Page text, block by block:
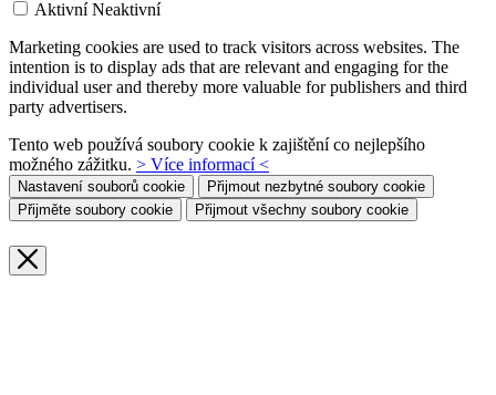
Aktivní Neaktivní
Marketing cookies are used to track visitors across websites. The
intention is to display ads that are relevant and engaging for the
individual user and thereby more valuable for publishers and third
party advertisers.
Tento web používá soubory cookie k zajištění co nejlepšího
možného zážitku. > Více informací <
Nastavení souborů cookie
Přijmout nezbytné soubory cookie
Přijměte soubory cookie
Přijmout všechny soubory cookie